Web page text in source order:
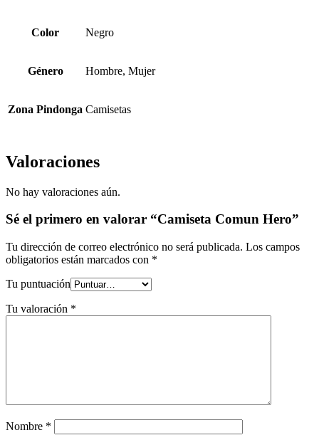
Color Negro
Género Hombre, Mujer
Zona Pindonga Camisetas
Valoraciones
No hay valoraciones aún.
Sé el primero en valorar “Camiseta Comun Hero”
Tu dirección de correo electrónico no será publicada. Los campos
obligatorios están marcados con *
Tu puntuación
Tu valoración *
Nombre *